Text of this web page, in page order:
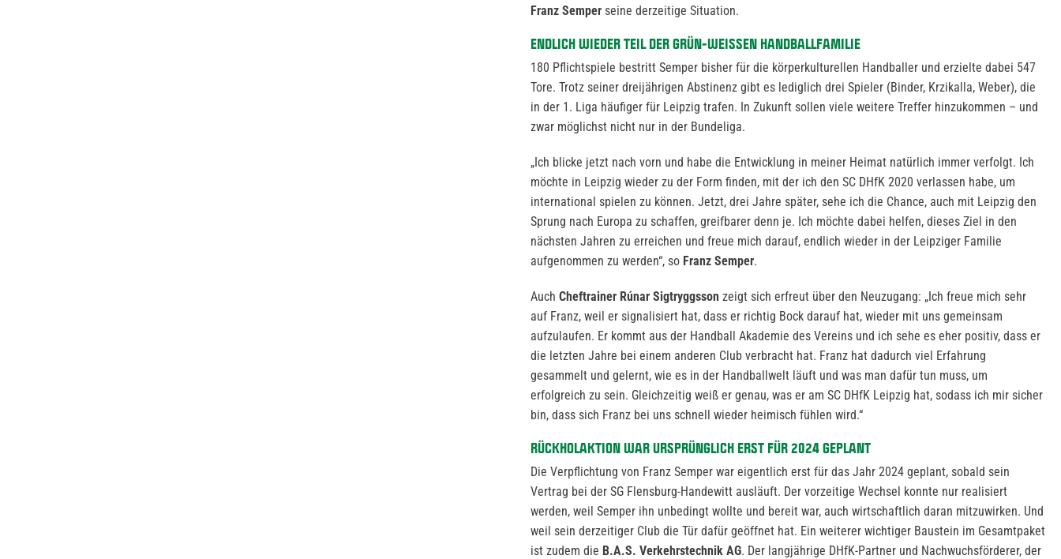
Franz Semper seine derzeitige Situation.
ENDLICH WIEDER TEIL DER GRÜN-WEISSEN HANDBALLFAMILIE
180 Pflichtspiele bestritt Semper bisher für die körperkulturellen Handballer und erzielte dabei 547
Tore. Trotz seiner dreijährigen Abstinenz gibt es lediglich drei Spieler (Binder, Krzikalla, Weber), die
in der 1. Liga häufiger für Leipzig trafen. In Zukunft sollen viele weitere Treffer hinzukommen – und
zwar möglichst nicht nur in der Bundeliga.
„Ich blicke jetzt nach vorn und habe die Entwicklung in meiner Heimat natürlich immer verfolgt. Ich
möchte in Leipzig wieder zu der Form finden, mit der ich den SC DHfK 2020 verlassen habe, um
international spielen zu können. Jetzt, drei Jahre später, sehe ich die Chance, auch mit Leipzig den
Sprung nach Europa zu schaffen, greifbarer denn je. Ich möchte dabei helfen, dieses Ziel in den
nächsten Jahren zu erreichen und freue mich darauf, endlich wieder in der Leipziger Familie
aufgenommen zu werden“, so Franz Semper.
Auch Cheftrainer Rúnar Sigtryggsson zeigt sich erfreut über den Neuzugang: „Ich freue mich sehr
auf Franz, weil er signalisiert hat, dass er richtig Bock darauf hat, wieder mit uns gemeinsam
aufzulaufen. Er kommt aus der Handball Akademie des Vereins und ich sehe es eher positiv, dass er
die letzten Jahre bei einem anderen Club verbracht hat. Franz hat dadurch viel Erfahrung
gesammelt und gelernt, wie es in der Handballwelt läuft und was man dafür tun muss, um
erfolgreich zu sein. Gleichzeitig weiß er genau, was er am SC DHfK Leipzig hat, sodass ich mir sicher
bin, dass sich Franz bei uns schnell wieder heimisch fühlen wird.“
RÜCKHOLAKTION WAR URSPRÜNGLICH ERST FÜR 2024 GEPLANT
Die Verpflichtung von Franz Semper war eigentlich erst für das Jahr 2024 geplant, sobald sein
Vertrag bei der SG Flensburg-Handewitt ausläuft. Der vorzeitige Wechsel konnte nur realisiert
werden, weil Semper ihn unbedingt wollte und bereit war, auch wirtschaftlich daran mitzuwirken. Und
weil sein derzeitiger Club die Tür dafür geöffnet hat. Ein weiterer wichtiger Baustein im Gesamtpaket
ist zudem die B.A.S. Verkehrstechnik AG. Der langjährige DHfK-Partner und Nachwuchsförderer, der